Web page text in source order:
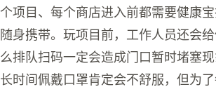
个项目、每个商店进入前都需要健康
随身携带。玩项目前，工作人员还会
么排队扫码一定会造成门口暂时堵塞
长时间佩戴口罩肯定会不舒服，但为